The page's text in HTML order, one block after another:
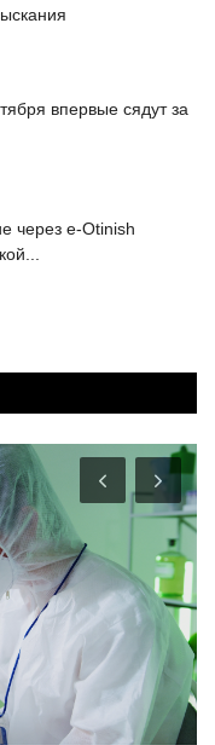
впервые сядут за
через e-Otinish